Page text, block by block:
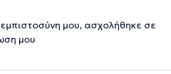
εμπιστοσύνη μου, ασχολήθηκε σε
μου